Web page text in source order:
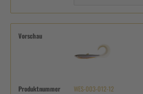
Vorschau
Produktnummer WES-003-012-12